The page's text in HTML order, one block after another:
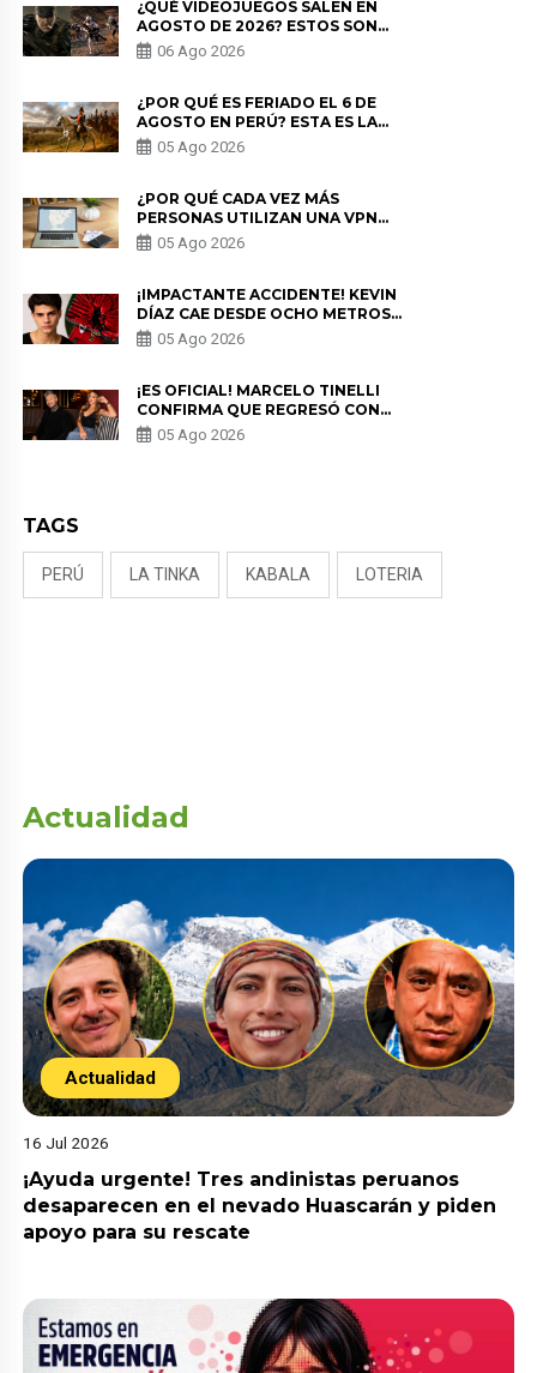
¿QUÉ VIDEOJUEGOS SALEN EN
AGOSTO DE 2026? ESTOS SON
LOS ESTRENOS MÁS ESPERADOS
06 Ago 2026
¿POR QUÉ ES FERIADO EL 6 DE
AGOSTO EN PERÚ? ESTA ES LA
HISTORIA
05 Ago 2026
¿POR QUÉ CADA VEZ MÁS
PERSONAS UTILIZAN UNA VPN
PARA PROTEGER SU
PRIVACIDAD?
05 Ago 2026
¡IMPACTANTE ACCIDENTE! KEVIN
DÍAZ CAE DESDE OCHO METROS
EN “ESTO ES GUERRA” Y GENERA
PREOCUPACIÓN
05 Ago 2026
¡ES OFICIAL! MARCELO TINELLI
CONFIRMA QUE REGRESÓ CON
MILETT FIGUEROA: “EL AMOR
PUDO MÁS”
05 Ago 2026
TAGS
PERÚ LA TINKA KABALA LOTERIA
Actualidad
Actualidad
16 Jul 2026
¡Ayuda urgente! Tres andinistas peruanos
desaparecen en el nevado Huascarán y piden
apoyo para su rescate